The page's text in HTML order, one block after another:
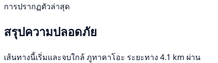
การปรากฏตัวล่าสุด
สรุปความปลอดภัย
เส้นทางนี้เริ่มและจบใกล้ ภูทาคาโอะ ระยะทาง 4.1 km ผ่าน